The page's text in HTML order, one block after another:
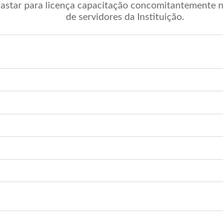
para licença capacitação concomitantemente
de servidores da Instituição.